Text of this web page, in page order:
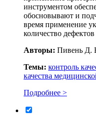
инструментом
обосновывают и
время применение
количество
Авторы: Пивень Д.
Темы: контроль
качества
Подробнее >